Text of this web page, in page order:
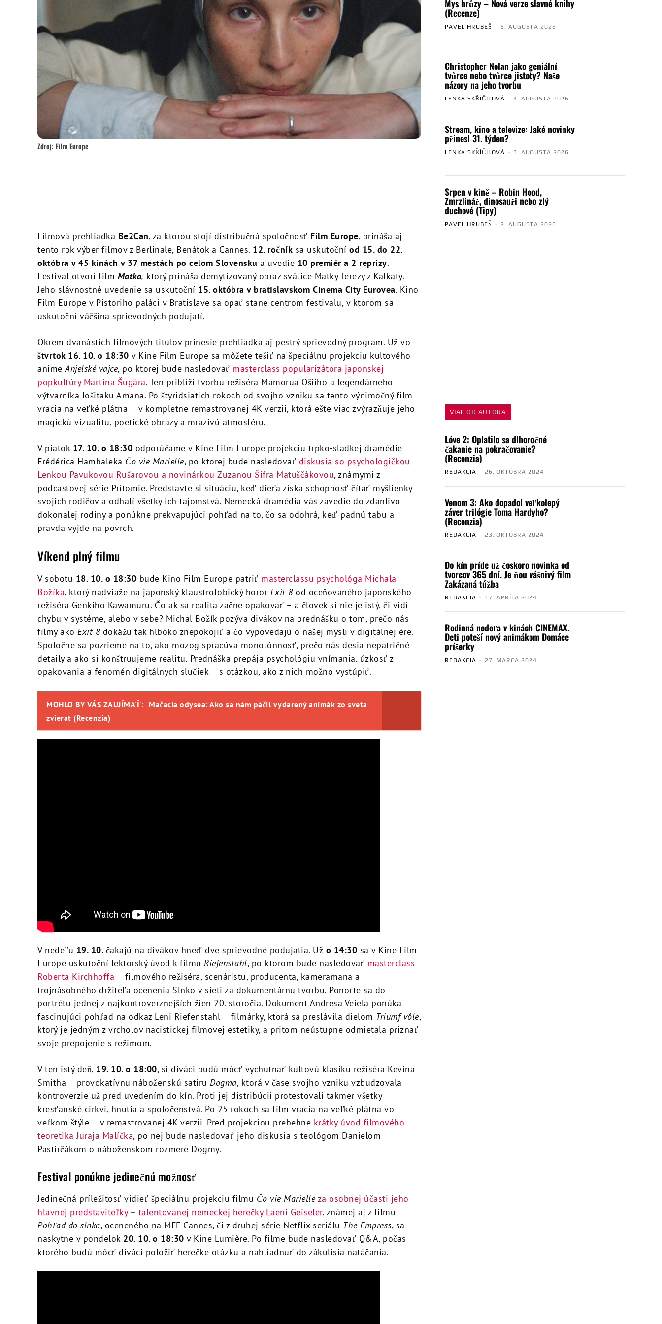
Zdroj: Film Europe
Mys hrůzy – Nová verze slavné knihy
(Recenze)
PAVEL HRUBEŠ - 5. AUGUSTA 2026
Christopher Nolan jako geniální
tvůrce nebo tvůrce jistoty? Naše
názory na jeho tvorbu
LENKA SKŘÍČILOVÁ - 4. AUGUSTA 2026
Stream, kino a televize: Jaké novinky
přinesl 31. týden?
LENKA SKŘÍČILOVÁ - 3. AUGUSTA 2026
Srpen v kině – Robin Hood,
Zmrzlinář, dinosauři nebo zlý
duchové (Tipy)
PAVEL HRUBEŠ - 2. AUGUSTA 2026
Filmová prehliadka Be2Can, za ktorou stojí distribučná spoločnosť Film Europe, prináša aj
tento rok výber filmov z Berlinale, Benátok a Cannes. 12. ročník sa uskutoční od 15. do 22.
októbra v 45 kinách v 37 mestách po celom Slovensku a uvedie 10 premiér a 2 reprízy.
Festival otvorí film Matka, ktorý prináša demytizovaný obraz svätice Matky Terezy z Kalkaty.
Jeho slávnostné uvedenie sa uskutoční 15. októbra v bratislavskom Cinema City Eurovea. Kino
Film Europe v Pistoriho paláci v Bratislave sa opäť stane centrom festivalu, v ktorom sa
uskutoční väčšina sprievodných podujatí.
Okrem dvanástich filmových titulov prinesie prehliadka aj pestrý sprievodný program. Už vo
štvrtok 16. 10. o 18:30 v Kine Film Europe sa môžete tešiť na špeciálnu projekciu kultového
animeAnjelské vajce, po ktorej bude nasledovať masterclass popularizátora japonskej
popkultúry Martina Šugára. Ten priblíži tvorbu režiséra Mamorua Ošiiho a legendárneho
výtvarníka Jošitaku Amana. Po štyridsiatich rokoch od svojho vzniku sa tento výnimočný film
vracia na veľké plátna – v kompletne remastrovanej 4K verzii, ktorá ešte viac zvýrazňuje jeho
magickú vizualitu, poetické obrazy a mrazivú atmosféru.
V piatok 17. 10. o 18:30 odporúčame v Kine Film Europe projekciu trpko-sladkej dramédie
Frédérica Hambaleka Čo vie Marielle, po ktorej bude nasledovať diskusia so psychologičkou
Lenkou Pavukovou Rušarovou a novinárkou Zuzanou Šifra Matuščákovou, známymi z
podcastovej série Prítomie. Predstavte si situáciu, keď dieťa získa schopnosť čítať myšlienky
svojich rodičov a odhalí všetky ich tajomstvá. Nemecká dramédia vás zavedie do zdanlivo
dokonalej rodiny a ponúkne prekvapujúci pohľad na to, čo sa odohrá, keď padnú tabu a
pravda vyjde na povrch.
Víkend plný filmu
V sobotu 18. 10. o 18:30 bude Kino Film Europe patriť masterclassu psychológa Michala
Božíka, ktorý nadviaže na japonský klaustrofobický horor Exit 8 od oceňovaného japonského
režiséra Genkiho Kawamuru. Čo ak sa realita začne opakovať – a človek si nie je istý, či vidí
chybu v systéme, alebo v sebe? Michal Božík pozýva divákov na prednášku o tom, prečo nás
filmy ako Exit 8dokážu tak hlboko znepokojiť a čo vypovedajú o našej mysli v digitálnej ére.
Spoločne sa pozrieme na to, ako mozog spracúva monotónnosť, prečo nás desia nepatričné
detaily a ako si konštruujeme realitu. Prednáška prepája psychológiu vnímania, úzkosť z
opakovania a fenomén digitálnych slučiek – s otázkou, ako z nich možno vystúpiť.
MOHLO BY VÁS ZAUJÍMAŤ: Mačacia odysea: Ako sa nám páčil vydarený animák zo sveta
zvierat (Recenzia)
V nedeľu 19. 10. čakajú na divákov hneď dve sprievodné podujatia. Už o 14:30 sa v Kine Film
Europe uskutoční lektorský úvod k filmu Riefenstahl, po ktorom bude nasledovať masterclass
Roberta Kirchhoffa – filmového režiséra, scenáristu, producenta, kameramana a
trojnásobného držiteľa ocenenia Slnko v sieti za dokumentárnu tvorbu. Ponorte sa do
portrétu jednej z najkontroverznejších žien 20. storočia. Dokument Andresa Veiela ponúka
fascinujúci pohľad na odkaz Leni Riefenstahl – filmárky, ktorá sa preslávila dielom Triumf vôle,
ktorý je jedným z vrcholov nacistickej filmovej estetiky, a pritom neústupne odmietala priznať
svoje prepojenie s režimom.
V ten istý deň, 19. 10. o 18:00, si diváci budú môcť vychutnať kultovú klasiku režiséra Kevina
Smitha – provokatívnu náboženskú satiru Dogma, ktorá v čase svojho vzniku vzbudzovala
kontroverzie už pred uvedením do kín. Proti jej distribúcii protestovali takmer všetky
kresťanské cirkvi, hnutia a spoločenstvá. Po 25 rokoch sa film vracia na veľké plátna vo
veľkom štýle – v remastrovanej 4K verzii. Pred projekciou prebehne krátky úvod filmového
teoretika Juraja Malíčka, po nej bude nasledovať jeho diskusia s teológom Danielom
Pastirčákom o náboženskom rozmere Dogmy.
Festival ponúkne jedinečnú možnosť
Jedinečná príležitosť vidieť špeciálnu projekciu filmu Čo vie Marielle za osobnej účasti jeho
hlavnej predstaviteľky – talentovanej nemeckej herečky Laeni Geiseler, známej aj z filmu
Pohľad do slnka, oceneného na MFF Cannes, či z druhej série Netflix seriálu The Empress, sa
naskytne v pondelok 20. 10. o 18:30 v Kine Lumière. Po filme bude nasledovať Q&A, počas
ktorého budú môcť diváci položiť herečke otázku a nahliadnuť do zákulisia natáčania.
VIAC OD AUTORA
Lóve 2: Oplatilo sa dlhoročné
čakanie na pokračovanie?
(Recenzia)
REDAKCIA - 26. OKTÓBRA 2024
Venom 3: Ako dopadol veľkolepý
záver trilógie Toma Hardyho?
(Recenzia)
REDAKCIA - 23. OKTÓBRA 2024
Do kín príde už čoskoro novinka od
tvorcov 365 dní. Je ňou vášnivý film
Zakázaná túžba
REDAKCIA - 17. APRÍLA 2024
Rodinná nedeľa v kinách CINEMAX.
Deti poteší nový animákom Domáce
príšerky
REDAKCIA - 27. MARCA 2024